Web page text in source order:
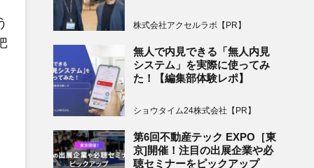
株式会社アクセルラボ【PR】
無人で内見できる「無人内見
システム」を実際に使ってみ
た！【編集部体験レポ】
ショウタイム24株式会社【PR】
第6回不動産テック EXPO［東
京]開催！注目の出展企業や必
聴セミナーをピックアップ